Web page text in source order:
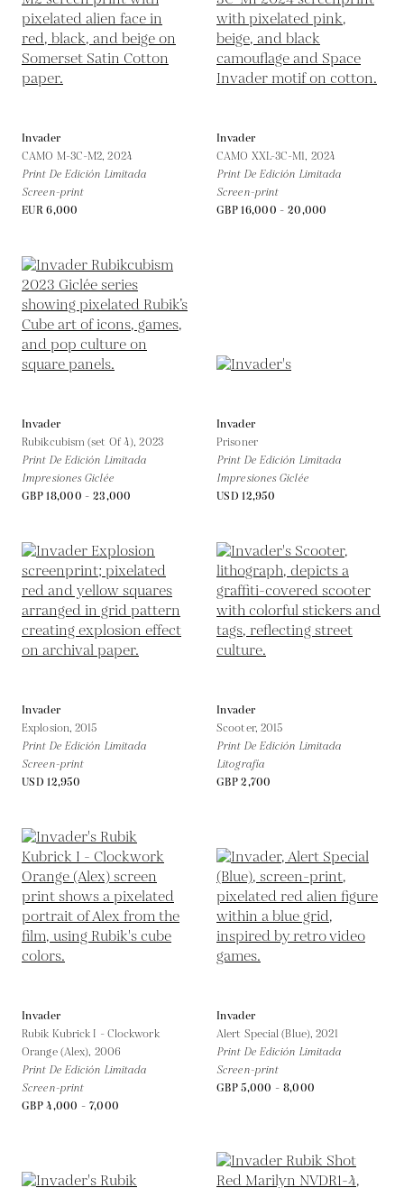
Invader
CAMO M-3C-M2,2024
Print De Edición Limitada
Screen-print
EUR 6,000
Invader
CAMO XXL-3C-M1, 2024
Print De Edición Limitada
Screen-print
GBP 16,000 - 20,000
Invader
Rubikcubism (set Of 4),2023
Print De Edición Limitada
Impresiones Giclée
GBP 18,000 - 23,000
Invader
Prisoner
Print De Edición Limitada
Impresiones Giclée
USD 12,950
Invader
Explosion,2015
Print De Edición Limitada
Screen-print
USD 12,950
Invader
Scooter, 2015
Print De Edición Limitada
Litografía
GBP 2,700
Invader
Rubik Kubrick I - Clockwork
Orange (Alex), 2006
Print De Edición Limitada
Screen-print
GBP 4,000 - 7,000
Invader
Alert Special (Blue),2021
Print De Edición Limitada
Screen-print
GBP 5,000 - 8,000